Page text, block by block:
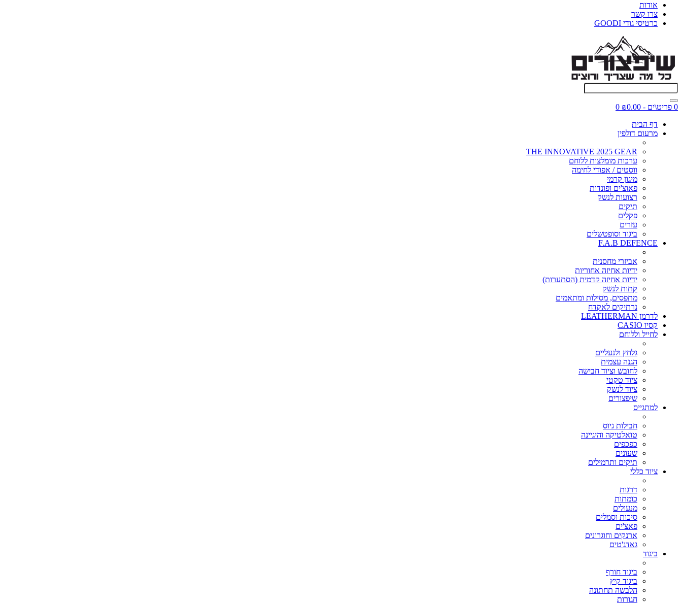
אודות
צרו קשר
כרטיסי גודי GOODI
0 פריט\ים - ₪0.00
0
דף הבית
מרעום דולפין
THE INNOVATIVE 2025 GEAR
ערכות מומלצות ללוחם
ווסטים / אפודי לחימה
מיגון קרמי
פאוצ'ים ופונדות
רצועות לנשק
תיקים
פקלים
עזרים
ביגוד וסופטשלים
F.A.B DEFENCE
אביזרי מחסנית
ידיות אחיזה אחוריות
ידיות אחיזה קדמית (הסתערות)
קתות לנשק
מתפסים, מסילות ומתאמים
נרתיקים לאקדח
לדרמן LEATHERMAN
קסיו CASIO
לחייל וללוחם
גלחץ ולנעליים
הגנה עצמית
לחובש וציוד חבישה
ציוד טקטי
ציוד לנשק
שיפצורים
למתגייס
חבילות גיוס
טואלטיקה והיגיינה
כפכפים
שעונים
תיקים ותרמילים
ציוד כללי
דרגות
כומתות
מנעולים
סיכות וסמלים
פאצ'ים
ארנקים וחוגרונים
גאדג'טים
ביגוד
ביגוד חורף
ביגוד קיץ
הלבשה תחתונה
חגורות